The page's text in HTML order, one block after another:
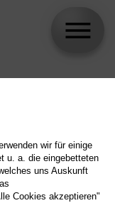
wir für einige
u. a. die eingebetteten
uns Auskunft
Cookies akzeptieren"